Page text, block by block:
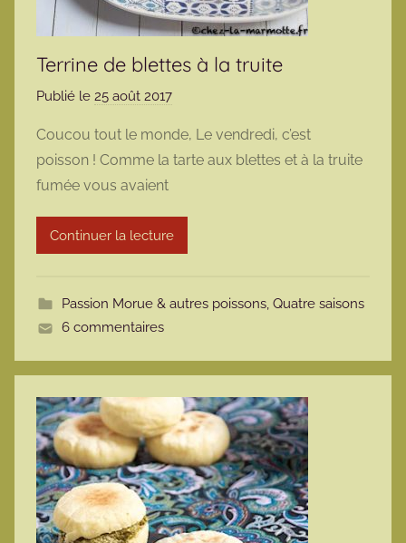
Terrine de blettes à la truite
Publié le 25 août 2017
r
m
r
m
t
Coucou tout le monde, Le vendredi, c’est
poisson ! Comme la tarte aux blettes et à la truite
fumée vous avaient
Continuer la lecture
Passion Morue & autres poissons, Quatre saisons
6 commentaires